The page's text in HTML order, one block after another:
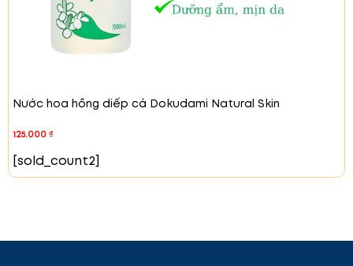
Xuất xứ:
Nhật Bản
Quy cách:Tuýp 130g
Nhà sản xuất:
đặc biệt hiệu quả trong việc điều trị nám và duy trì
Nước hoa hồng diếp cá Dokudami Natural Skin
125.000₫
[sold_count2]